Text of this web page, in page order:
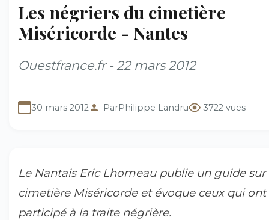
Les négriers du cimetière
Miséricorde - Nantes
Ouestfrance.fr - 22 mars 2012
30 mars 2012 ParPhilippe Landru 3722 vues
Le Nantais Eric Lhomeau publie un guide sur
cimetière Miséricorde et évoque ceux qui ont
participé à la traite négrière.